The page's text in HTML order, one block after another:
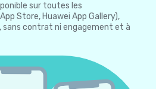
sur toutes les
Store, Huawei App Gallery),
contrat ni engagement et à